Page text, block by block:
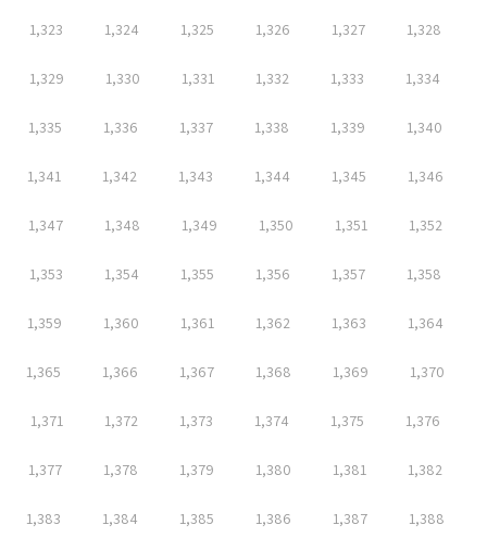
1,323 1,324 1,325 1,326 1,327 1,328
1,329 1,330 1,331 1,332 1,333 1,334
1,335 1,336 1,337 1,338 1,339 1,340
1,341 1,342 1,343 1,344 1,345 1,346
1,347 1,348 1,349 1,350 1,351 1,352
1,353 1,354 1,355 1,356 1,357 1,358
1,359 1,360 1,361 1,362 1,363 1,364
1,365 1,366 1,367 1,368 1,369 1,370
1,371 1,372 1,373 1,374 1,375 1,376
1,377 1,378 1,379 1,380 1,381 1,382
1,383 1,384 1,385 1,386 1,387 1,388